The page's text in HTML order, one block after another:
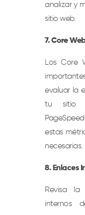
analizar y
sitio web.
7. Core
Los Core
evaluar la
tu sitio
estas
necesarias.
8. Enlaces
Revisa la
internos